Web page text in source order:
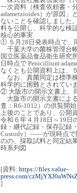
一次資料（検査依頼書・
adametzioides）が原因」
ないことを確認しました
料を公開し、科学的な検
核心的事実
① ５月28日発表時点で、
千葉大学の菌株管理台
国立医薬品食品衛生研究
日時点で Penicillium
なくとも公開資料上は、
なお、真菌同定は標準
科学的に困難とされていま
② 大阪市の開示文書上、
大阪市の開示文書によ
査：R6-1012）の供覧開
上後のことであり、公開
令和６年４月18日～19
録・継代記録・保存記録
Custody）――が現時点で
のの、採取試料と同定結
時系列図
[資料: https://files.value-
press.com/
]